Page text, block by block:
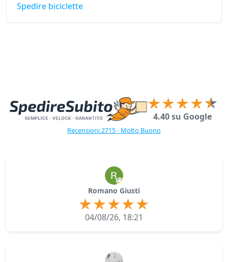
Spedire biciclette
4.40 su Google
Recensioni 2715 - Molto Buono
Romano Giusti
04/08/26, 18:21